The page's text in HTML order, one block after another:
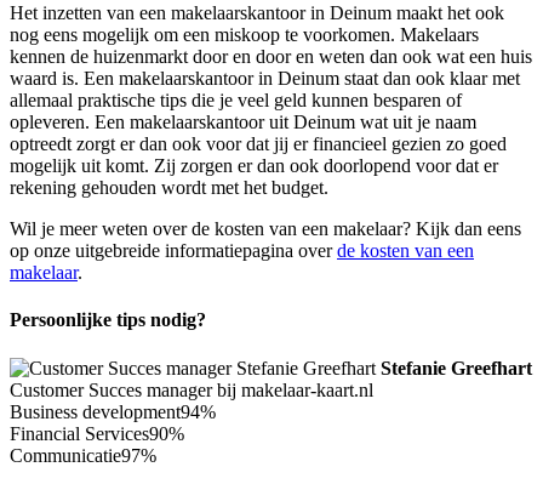
Het inzetten van een makelaarskantoor in Deinum maakt het ook
nog eens mogelijk om een miskoop te voorkomen. Makelaars
kennen de huizenmarkt door en door en weten dan ook wat een huis
waard is. Een makelaarskantoor in Deinum staat dan ook klaar met
allemaal praktische tips die je veel geld kunnen besparen of
opleveren. Een makelaarskantoor uit Deinum wat uit je naam
optreedt zorgt er dan ook voor dat jij er financieel gezien zo goed
mogelijk uit komt. Zij zorgen er dan ook doorlopend voor dat er
rekening gehouden wordt met het budget.
Wil je meer weten over de kosten van een makelaar? Kijk dan eens
op onze uitgebreide informatiepagina overde kosten van een
makelaar.
Persoonlijke tips nodig?
Stefanie Greefhart
Customer Succes manager bij makelaar-kaart.nl
Business development94%
Financial Services90%
Communicatie97%